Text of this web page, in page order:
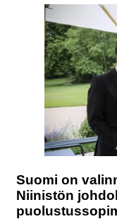
Suomi on
Niinistön